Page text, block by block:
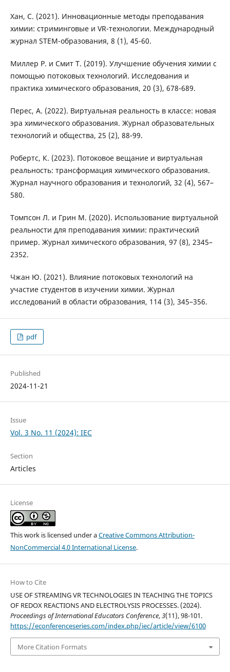
Хан, С. (2021). Инновационные методы преподавания
химии: стриминговые и VR-технологии. Международный
журнал STEM-образования, 8 (1), 45-60.
Миллер Р. и Смит Т. (2019). Улучшение обучения химии с
помощью потоковых технологий. Исследования и
практика химического образования, 20 (3), 678-689.
Перес, А. (2022). Виртуальная реальность в классе: новая
эра химического образования. Журнал образовательных
технологий и общества, 25 (2), 88-99.
Робертс, К. (2023). Потоковое вещание и виртуальная
реальность: трансформация химического образования.
Журнал научного образования и технологий, 32 (4), 567–
580.
Томпсон Л. и Грин М. (2020). Использование виртуальной
реальности для преподавания химии: практический
пример. Журнал химического образования, 97 (8), 2345–
2352.
Чжан Ю. (2021). Влияние потоковых технологий на
участие студентов в изучении химии. Журнал
исследований в области образования, 114 (3), 345–356.
pdf
Published
2024-11-21
Issue
Vol. 3 No. 11 (2024): IEC
Section
Articles
License
This work is licensed under aCreative Commons Attribution-
NonCommercial 4.0 International License.
How to Cite
USE OF STREAMING VR TECHNOLOGIES IN TEACHING THE TOPICS
OF REDOX REACTIONS AND ELECTROLYSIS PROCESSES. (2024).
Proceedings of International Educators Conference,3(11), 98-101.
https://econferenceseries.com/index.php/iec/article/view/6100
More Citation Formats